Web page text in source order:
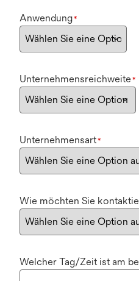
Anwendung*
Unternehmensreichweite*
Unternehmensart*
Wie möchten Sie
Welcher Tag/Zeit ist am